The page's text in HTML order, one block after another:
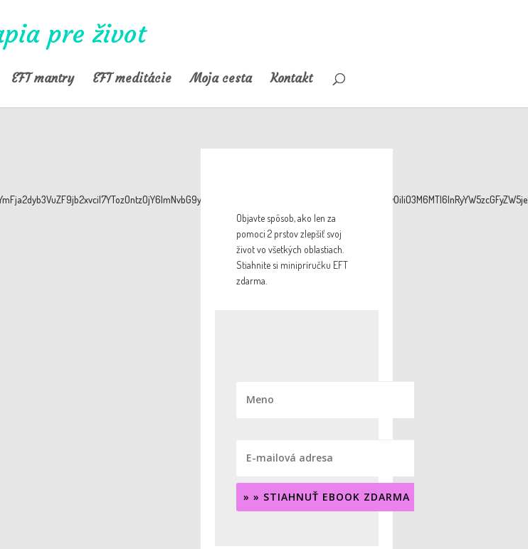
EFT mantry EFT meditácie Moja cesta Kontakt
Objavte spôsob, ako len za
pomoci 2 prstov zlepšiť svoj
život vo všetkých oblastiach.
Stiahnite si minipríručku EFT
zdarma.
» » STIAHNUŤ EBOOK ZDARMA « «